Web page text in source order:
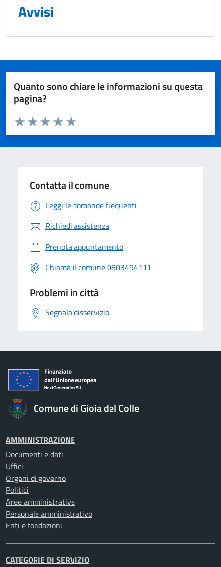
Avvisi
Quanto sono chiare le informazioni su questa
pagina?
Valuta da 1 a 5 stelle la pagina
Valuta 5 stelle su 5
Valuta 4 stelle su 5
Valuta 3 stelle su 5
Valuta 2 stelle su 5
Valuta 1 stelle su 5
Contatta il comune
Leggi le domande frequenti
Richiedi assistenza
Prenota appuntamento
Chiama il comune 0803494111
Problemi in città
Segnala disservizio
Comune di Gioia del Colle
AMMINISTRAZIONE
Documenti e dati
Uffici
Organi di governo
Politici
Aree amministrative
Personale amministrativo
Enti e fondazioni
CATEGORIE DI SERVIZIO